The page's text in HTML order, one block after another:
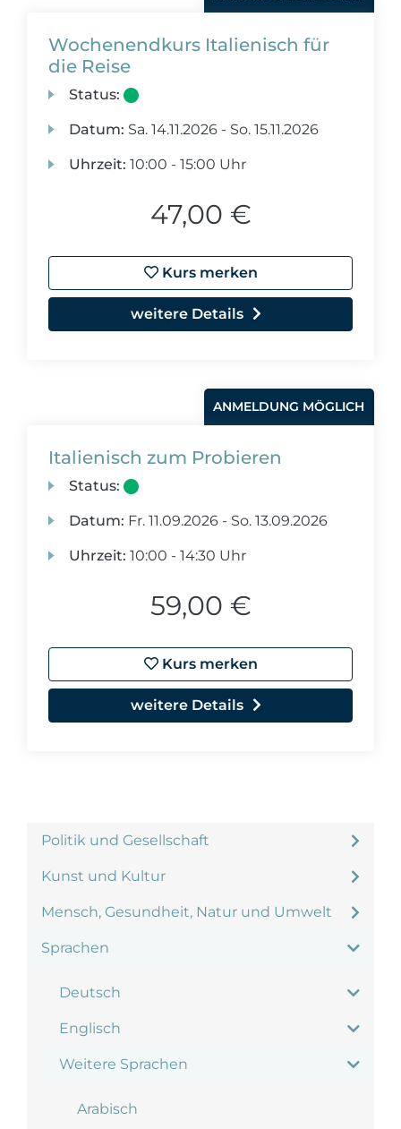
Politik und Gesellschaft
Kunst und Kultur
Mensch, Gesundheit, Natur und Umwelt
Sprachen
Deutsch
Englisch
Weitere Sprachen
Arabisch
Wochenendkurs Italienisch für
die Reise
Status:
Datum: Sa. 14.11.2026 - So. 15.11.2026
Uhrzeit: 10:00 - 15:00 Uhr
47,00 €
Kurs merken
weitere Details
ANMELDUNG MÖGLICH
Italienisch zum Probieren
Status:
Datum: Fr. 11.09.2026 - So. 13.09.2026
Uhrzeit: 10:00 - 14:30 Uhr
59,00 €
Kurs merken
weitere Details